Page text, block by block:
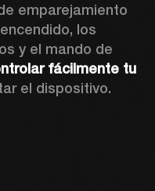
emparejamiento
los
y el mando de
fácilmente tu
el dispositivo.